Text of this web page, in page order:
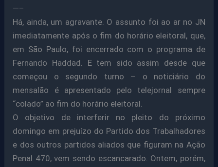
—–
Há, ainda, um agravante. O assunto foi ao ar no JN
imediatamente após o fim do horário eleitoral, que,
em São Paulo, foi encerrado com o programa de
Fernando Haddad. E tem sido assim desde que
começou o segundo turno – o noticiário do
mensalão é apresentado pelo telejornal sempre
“colado” ao fim do horário eleitoral.
O objetivo de interferir no pleito do próximo
domingo em prejuízo do Partido dos Trabalhadores
e dos outros partidos aliados que figuram na Ação
Penal 470, vem sendo escancarado. Ontem, porém,